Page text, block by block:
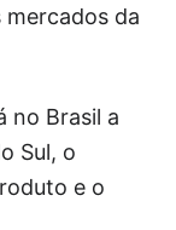
da
no Brasil a
Sul, o
e o